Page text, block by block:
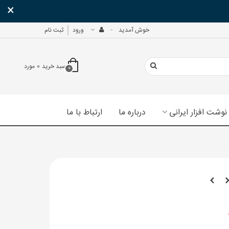
×
خوش آمدید ورود ثبت نام
0سبد خرید 0 مورد
نوشت افزار ایرانی درباره ما ارتباط با ما